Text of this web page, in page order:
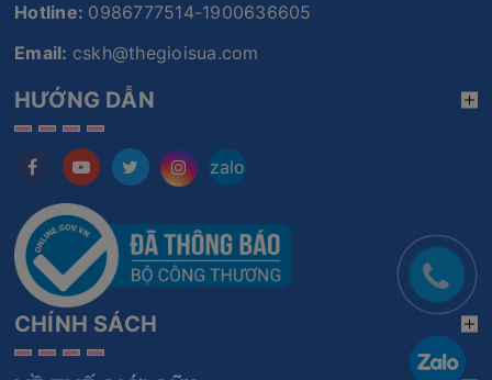
Hotline: 0986777514-1900636605
Email: cskh@thegioisua.com
HƯỚNG DẪN
zalo
CHÍNH SÁCH